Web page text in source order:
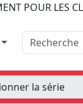
POUR LES
Recherche